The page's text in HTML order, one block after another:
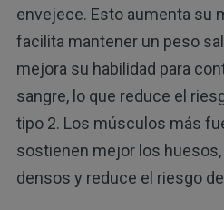
envejece. Esto aumenta su
facilita mantener un peso
mejora su habilidad para
sangre, lo que reduce el
tipo 2. Los músculos más
sostienen mejor los
densos y reduce el riesgo